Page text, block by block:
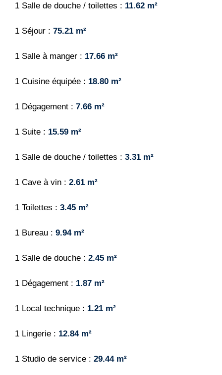
1 Salle de douche / toilettes 11.62 m²
1 Séjour 75.21 m²
1 Salle à manger 17.66 m²
1 Cuisine équipée 18.80 m²
1 Dégagement 7.66 m²
1 Suite 15.59 m²
1 Salle de douche / toilettes 3.31 m²
1 Cave à vin 2.61 m²
1 Toilettes 3.45 m²
1 Bureau 9.94 m²
1 Salle de douche 2.45 m²
1 Dégagement 1.87 m²
1 Local technique 1.21 m²
1 Lingerie 12.84 m²
1 Studio de service 29.44 m²